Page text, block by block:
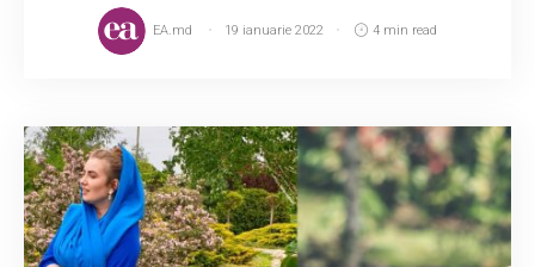
EA.md 19 ianuarie 2022 4 min read